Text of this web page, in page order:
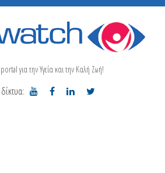
για την Υγεία και την Καλή Ζωή!